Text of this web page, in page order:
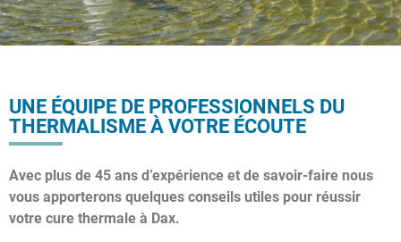
UNE ÉQUIPE DE PROFESSIONNELS DU
THERMALISME À VOTRE ÉCOUTE
Avec plus de 45 ans d’expérience et de savoir-faire nous
vous apporterons quelques conseils utiles pour réussir
votre cure thermale à Dax.